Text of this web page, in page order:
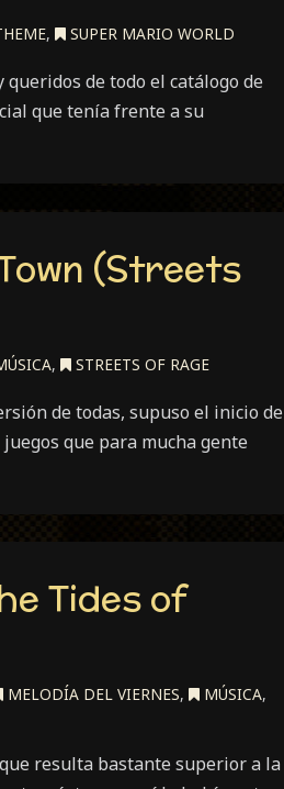
, SUPER MARIO WORLD
de todo el catálogo de
que tenía frente a su
(Streets
, STREETS OF RAGE
de todas, supuso el inicio de
que para mucha gente
Tides of
MELODÍA DEL VIERNES, MÚSICA,
resulta bastante superior a la